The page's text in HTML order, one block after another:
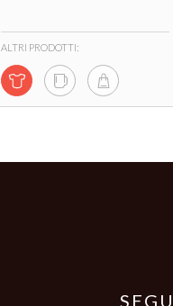
ALTRI PRODOTTI: